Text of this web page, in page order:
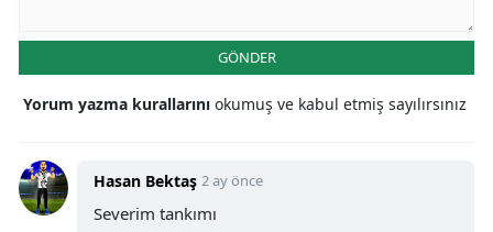
GÖNDER
Yorum yazma kurallarını okumuş ve kabul etmiş sayılırsınız
Hasan Bektaş 2 ay önce
Severim tankımı